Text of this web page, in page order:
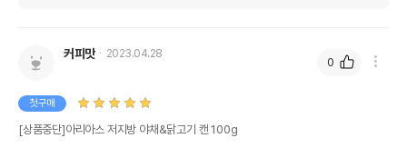
법에 의한 인증,허가 등을
제조국 또는 원산지 태국
커피맛 2023.04.28
첫구매
[상품중단]아리아스 저지방 야채&닭고기 캔 100g
0